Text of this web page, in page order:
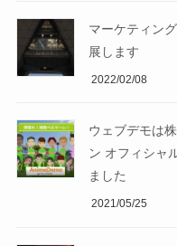
マーケティン
展します
2022/02/08
ウェブデモは
ン オフィシャ
ました
2021/05/25